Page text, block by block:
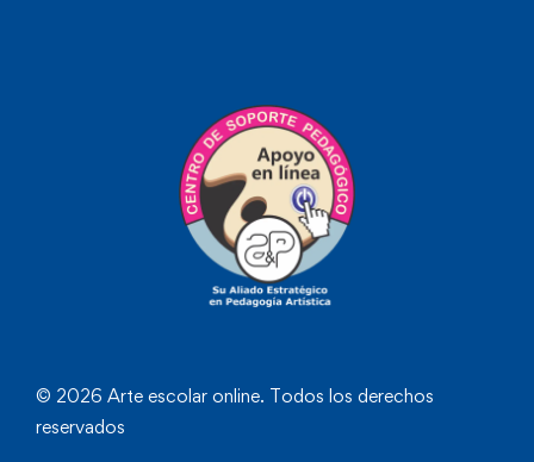
© 2026 Arte escolar online. Todos los derechos
reservados